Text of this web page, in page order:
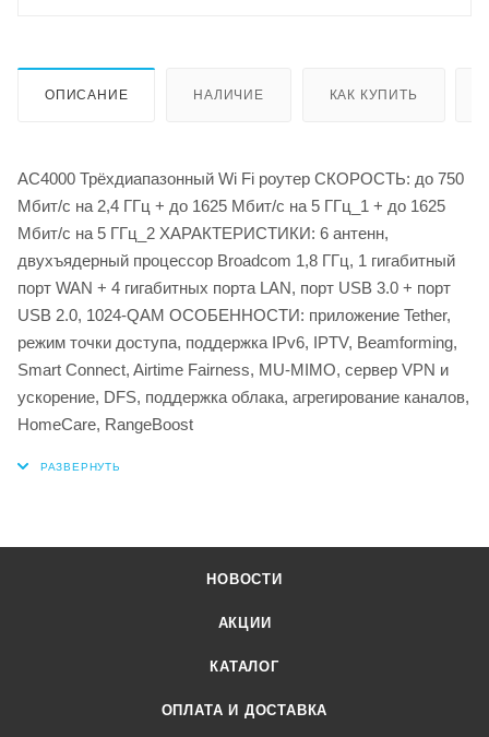
ОПИСАНИЕ НАЛИЧИЕ КАК КУПИТЬ
AC4000 Трёхдиапазонный Wi Fi роутер СКОРОСТЬ: до 750
Мбит/с на 2,4 ГГц + до 1625 Мбит/с на 5 ГГц_1 + до 1625
Мбит/с на 5 ГГц_2 ХАРАКТЕРИСТИКИ: 6 антенн,
двухъядерный процессор Broadcom 1,8 ГГц, 1 гигабитный
порт WAN + 4 гигабитных порта LAN, порт USB 3.0 + порт
USB 2.0, 1024-QAM ОСОБЕННОСТИ: приложение Tether,
режим точки доступа, поддержка IPv6, IPTV, Beamforming,
Smart Connect, Airtime Fairness, MU-MIMO, сервер VPN и
ускорение, DFS, поддержка облака, агрегирование каналов,
HomeCare, RangeBoost
НОВОСТИ
АКЦИИ
КАТАЛОГ
ОПЛАТА И ДОСТАВКА